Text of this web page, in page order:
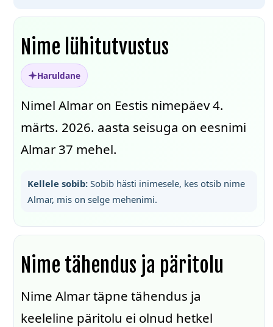
Nime lühitutvustus
Haruldane
Nimel Almar on Eestis nimepäev 4.
märts. 2026. aasta seisuga on eesnimi
Almar 37 mehel.
Kellele sobib:Sobib hästi inimesele, kes otsib nime
Almar, mis on selge mehenimi.
Nime tähendus ja päritolu
Nime Almar täpne tähendus ja
keeleline päritolu ei olnud hetkel